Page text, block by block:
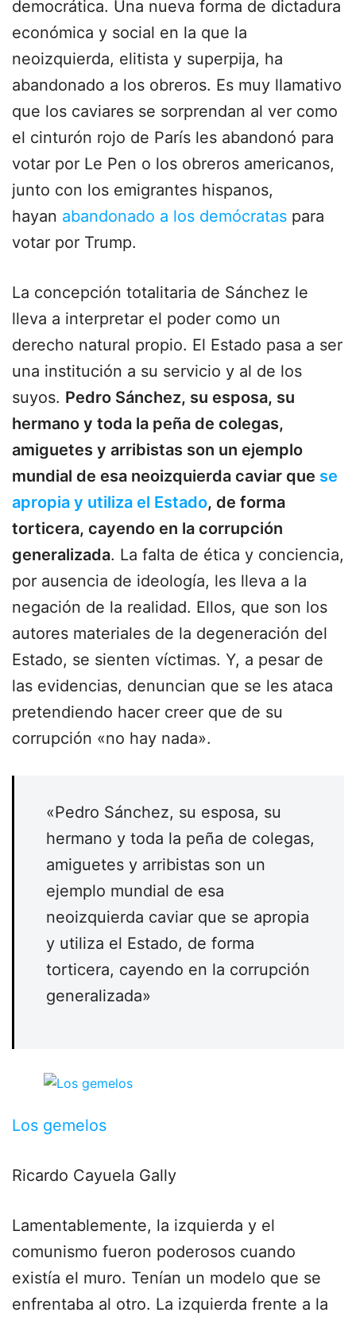
democrática. Una nueva forma de dictadura
económica y social en la que la
neoizquierda, elitista y superpija, ha
abandonado a los obreros. Es muy llamativo
que los caviares se sorprendan al ver como
el cinturón rojo de París les abandonó para
votar por Le Pen o los obreros americanos,
junto con los emigrantes hispanos,
hayan abandonado a los demócratas para
votar por Trump.
La concepción totalitaria de Sánchez le
lleva a interpretar el poder como un
derecho natural propio. El Estado pasa a ser
una institución a su servicio y al de los
suyos. Pedro Sánchez, su esposa, su
hermano y toda la peña de colegas,
amiguetes y arribistas son un ejemplo
mundial de esa neoizquierda caviar que se
apropia y utiliza el Estado, de forma
torticera, cayendo en la corrupción
generalizada. La falta de ética y conciencia,
por ausencia de ideología, les lleva a la
negación de la realidad. Ellos, que son los
autores materiales de la degeneración del
Estado, se sienten víctimas. Y, a pesar de
las evidencias, denuncian que se les ataca
pretendiendo hacer creer que de su
corrupción «no hay nada».
«Pedro Sánchez, su esposa, su
hermano y toda la peña de colegas,
amiguetes y arribistas son un
ejemplo mundial de esa
neoizquierda caviar que se apropia
y utiliza el Estado, de forma
torticera, cayendo en la corrupción
generalizada»
Los gemelos
Ricardo Cayuela Gally
Lamentablemente, la izquierda y el
comunismo fueron poderosos cuando
existía el muro. Tenían un modelo que se
enfrentaba al otro. La izquierda frente a la